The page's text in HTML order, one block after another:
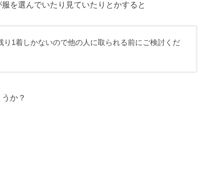
を選んでいたり見ていたりとかすると
り1着しかないので他の人に取られる前にご検討くだ
か？